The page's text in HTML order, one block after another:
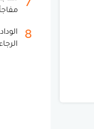
8
الرجاء